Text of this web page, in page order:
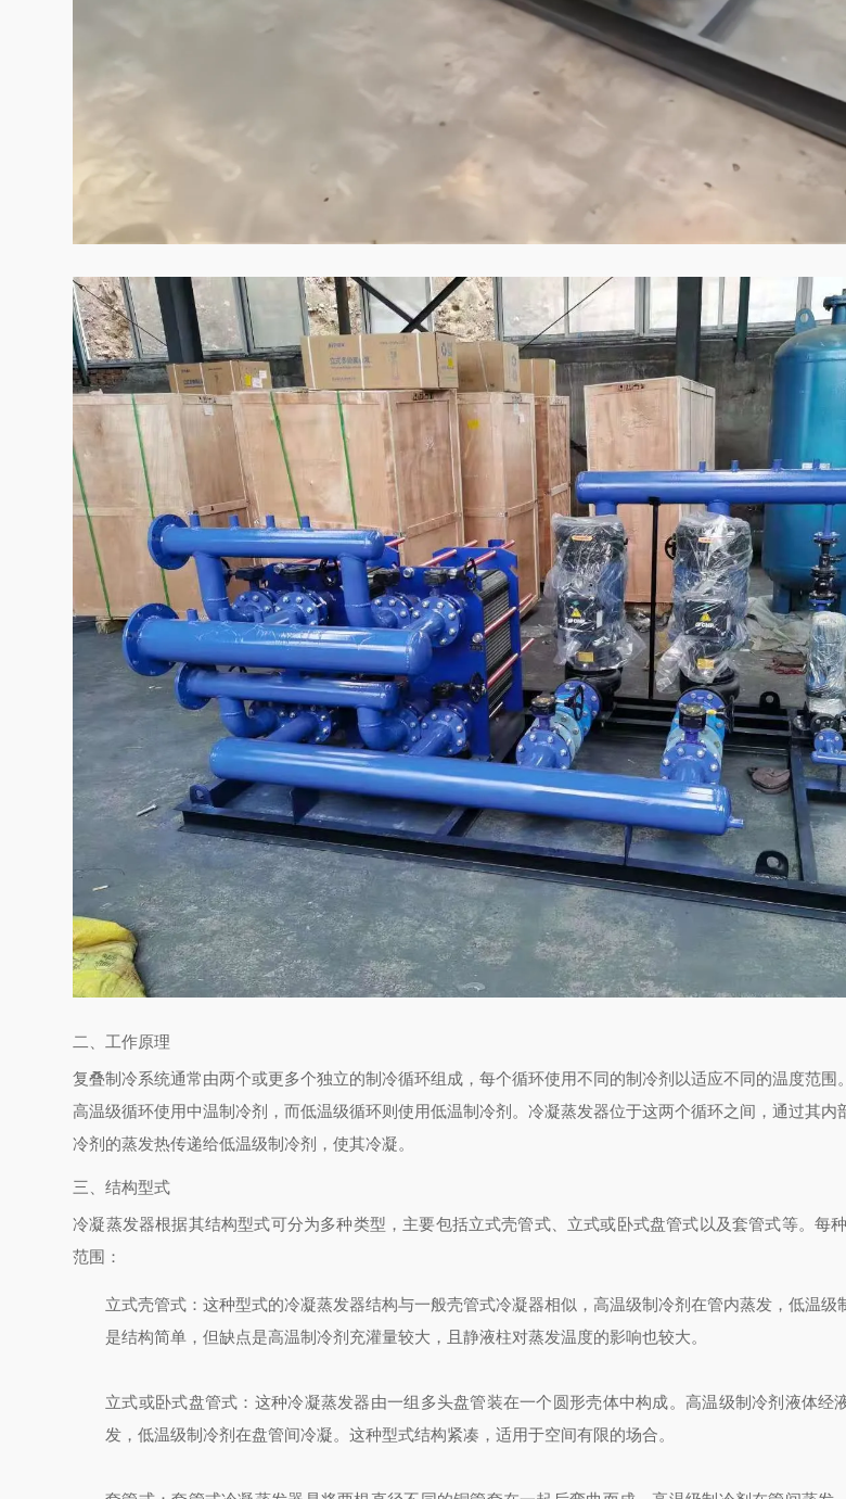
二、工作原理
复叠制冷系统通常由两个或更多个独立的制冷循环组成，每个循环使用不同的制冷剂以适应不同的温度范围
高温级循环使用中温制冷剂，而低温级循环则使用低温制冷剂。冷凝蒸发器位于这两个循环之间，通过其内
冷剂的蒸发热传递给低温级制冷剂，使其冷凝。
三、结构型式
冷凝蒸发器根据其结构型式可分为多种类型，主要包括立式壳管式、立式或卧式盘管式以及套管式等。每
范围：
立式壳管式 ：这种型式的冷凝蒸发器结构与一般壳管式冷凝器相似，高温级制冷剂在管内蒸发，低温
是结构简单，但缺点是高温制冷剂充灌量较大，且静液柱对蒸发温度的影响也较大。
立式或卧式盘管式 ：这种冷凝蒸发器由一组多头盘管装在一个圆形壳体中构成。高温级制冷剂液体经
发，低温级制冷剂在盘管间冷凝。这种型式结构紧凑，适用于空间有限的场合。